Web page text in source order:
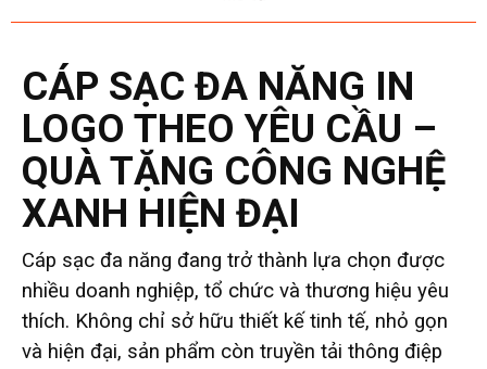
CÁP SẠC ĐA NĂNG IN
LOGO THEO YÊU CẦU –
QUÀ TẶNG CÔNG NGHỆ
XANH HIỆN ĐẠI
Cáp sạc đa năng đang trở thành lựa chọn được
nhiều doanh nghiệp, tổ chức và thương hiệu yêu
thích. Không chỉ sở hữu thiết kế tinh tế, nhỏ gọn
và hiện đại, sản phẩm còn truyền tải thông điệp